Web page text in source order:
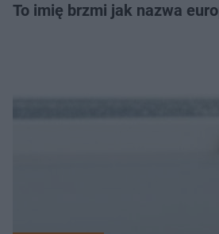
To imię brzmi jak nazwa